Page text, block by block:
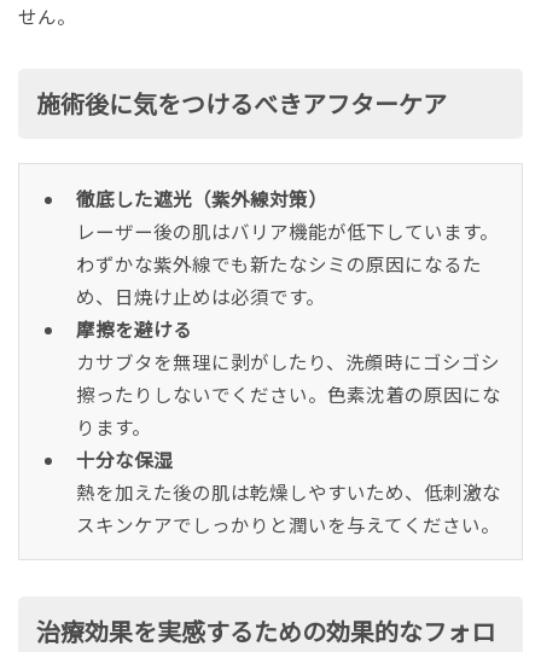
せん。
施術後に気をつけるべきアフターケア
徹底した遮光（紫外線対策）
レーザー後の肌はバリア機能が低下しています。
わずかな紫外線でも新たなシミの原因になるた
め、日焼け止めは必須です。
摩擦を避ける
カサブタを無理に剥がしたり、洗顔時にゴシゴシ
擦ったりしないでください。色素沈着の原因にな
ります。
十分な保湿
熱を加えた後の肌は乾燥しやすいため、低刺激な
スキンケアでしっかりと潤いを与えてください。
治療効果を実感するための効果的なフォロ